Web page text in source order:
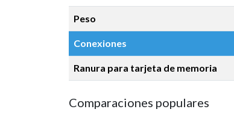
Peso
Conexiones
Ranura para tarjeta de memoria
Comparaciones populares